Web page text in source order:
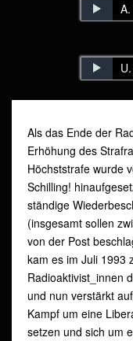
Als das Ende der
Erhöhung des
Höchststrafe wurde
Schilling!
ständige
(insgesamt sollen
von der Post
kam es im Juli 1993
Radioaktivist_innen
und nun verstärkt
Kampf um eine
setzen und sich um